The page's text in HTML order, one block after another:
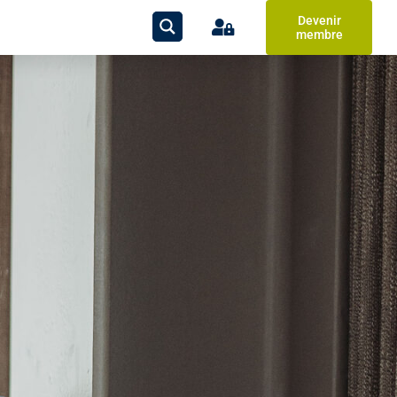
Devenir
membre